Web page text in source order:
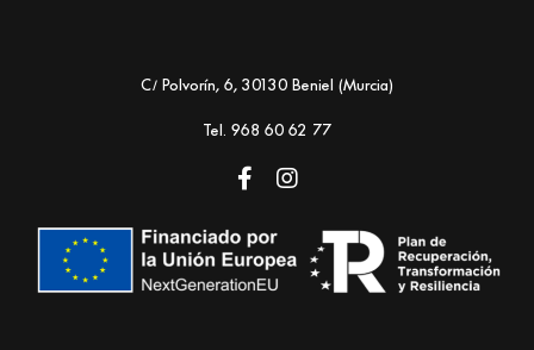
C/ Polvorín, 6, 30130 Beniel (Murcia)
Tel. 968 60 62 77